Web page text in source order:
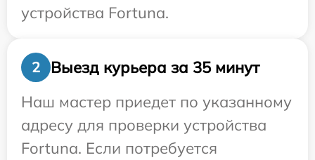
устройства Fortuna.
2
Выезд курьера за 35 минут
Наш мастер приедет по указанному
адресу для проверки устройства
Fortuna. Если потребуется